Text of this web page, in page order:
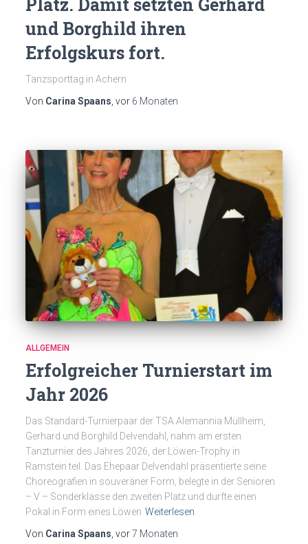
Platz. Damit setzten Gerhard
und Borghild ihren
Erfolgskurs fort.
Tanzsporttag in Achern
Von Carina Spaans , vor 6 Monaten
ALLGEMEIN
Erfolgreicher Turnierstart im
Jahr 2026
Das Standard-Turnierpaar der TSA Alemannia Müllheim,
Gerhard und Borghild Delvendahl, nahm am ersten
Tanzturnier des Jahres 2026, der Löwen-Trophy in
Ramstein teil. Das Ehepaar Delvendahl präsentierte seine
Choreografien in souveräner Form, belegte in der Senioren
– V – Sonderklasse den zweiten Platz und durfte einen
Pokal in Form eines Löwen Weiterlesen
Von Carina Spaans , vor7 Monaten